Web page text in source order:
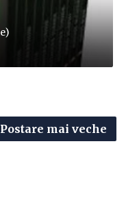
Postare mai veche